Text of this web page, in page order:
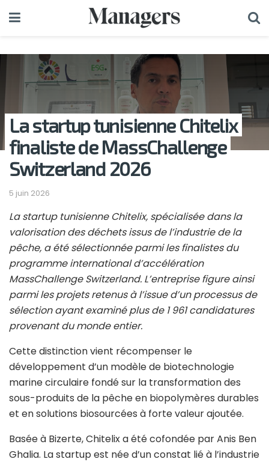
La startup tunisienne Chitelix
finaliste de MassChallenge
Switzerland 2026
5 juin 2026
La startup tunisienne Chitelix, spécialisée dans la
valorisation des déchets issus de l’industrie de la
pêche, a été sélectionnée parmi les finalistes du
programme international d’accélération
MassChallenge Switzerland. L’entreprise figure ainsi
parmi les projets retenus à l’issue d’un processus de
sélection ayant examiné plus de 1 961 candidatures
provenant du monde entier.
Cette distinction vient récompenser le
développement d’un modèle de biotechnologie
marine circulaire fondé sur la transformation des
sous-produits de la pêche en biopolymères durables
et en solutions biosourcées à forte valeur ajoutée.
Basée à Bizerte, Chitelix a été cofondée parAnis Ben
Ghalia. La startup est née d’un constat lié à l’industrie